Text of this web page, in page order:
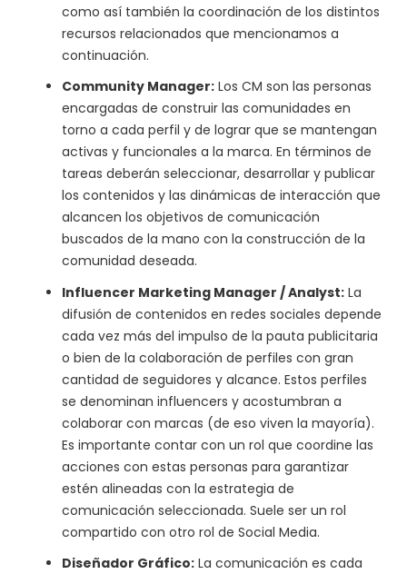
como así también la coordinación de los distintos
recursos relacionados que mencionamos a
continuación.
Community Manager: Los CM son las personas
encargadas de construir las comunidades en
torno a cada perfil y de lograr que se mantengan
activas y funcionales a la marca. En términos de
tareas deberán seleccionar, desarrollar y publicar
los contenidos y las dinámicas de interacción que
alcancen los objetivos de comunicación
buscados de la mano con la construcción de la
comunidad deseada.
Influencer Marketing Manager / Analyst: La
difusión de contenidos en redes sociales depende
cada vez más del impulso de la pauta publicitaria
o bien de la colaboración de perfiles con gran
cantidad de seguidores y alcance. Estos perfiles
se denominan influencers y acostumbran a
colaborar con marcas (de eso viven la mayoría).
Es importante contar con un rol que coordine las
acciones con estas personas para garantizar
estén alineadas con la estrategia de
comunicación seleccionada. Suele ser un rol
compartido con otro rol de Social Media.
Diseñador Gráfico: La comunicación es cada